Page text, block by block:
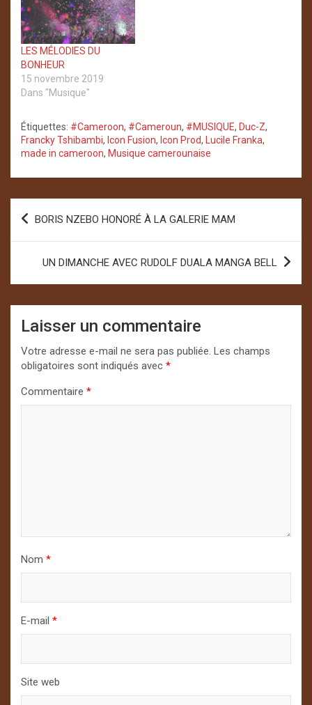
LES MÉLODIES DU
BONHEUR
15 novembre 2019
Dans "Musique"
Étiquettes: #Cameroon, #Cameroun, #MUSIQUE, Duc-Z,
Francky Tshibambi, Icon Fusion, Icon Prod, Lucile Franka,
made in cameroon, Musique camerounaise
Navigation
l’article
BORIS NZEBO HONORÉ À LA GALERIE MAM
UN DIMANCHE AVEC RUDOLF DUALA MANGA BELL
Laisser un commentaire
Votre adresse e-mail ne sera pas publiée. Les champs
obligatoires sont indiqués avec *
Commentaire *
Nom *
E-mail *
Site web